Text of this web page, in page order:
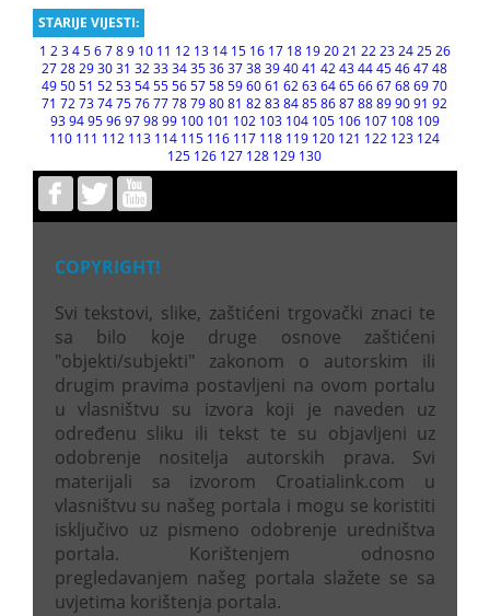
STARIJE VIJESTI:
1 23456789 10 11 12 13 14 15 16 17 18 192021 2223242526
27 28 29 30 31 32 33 34 35 36 37 38 39 40 41 42 43 44 45 46 47 48
49 50 51 52 53 54 55 56 57 58 59 60 61 62 63 64 65 66 67 68 69 70
71 72 73 74 75 76 77 78 79 80 81 82 83 84 85 86 87 88 89 90 91 92
93949596979899 100 101 102 103 104 105 106 107 108 109
110 111 112 113 114 115 116 117 118 119 120 121 122 123 124
125 126 127 128 129 130
COPYRIGHT!
Svi tekstovi, slike, zaštićeni trgovački znaci te
sa bilo koje druge osnove zaštićeni
"objekti/subjekti" zakonom o autorskim ili
drugim pravima postavljeni na ovom portalu
u vlasništvu su izvora koji je naveden uz
određenu sliku ili tekst te su objavljeni uz
odobrenje nositelja autorskih prava. Svi
materijali sa izvorom Croatialink.com u
vlasništvu su našeg portala i mogu se koristiti
isključivo uz pismeno odobrenje uredništva
portala. Korištenjem odnosno
pregledavanjem našeg portala slažete se sa
uvjetima korištenja portala.